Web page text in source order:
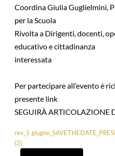
Coordina Giulia Guglielmini,
per la Scuola
Rivolta a Dirigenti, docenti,
educativo e cittadinanza
interessata
Per partecipare all’evento è
presente link
SEGUIRÀ ARTICOLAZIONE
rev_5
(2)